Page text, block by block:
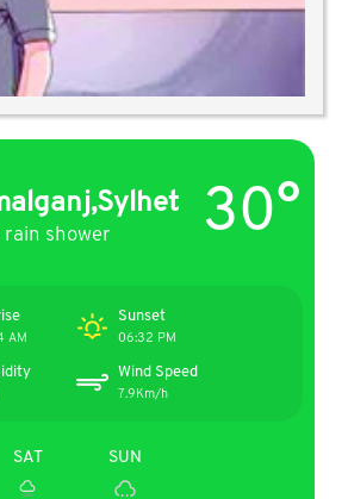
shower 30°
AM
Sunset
06:32 PM
Wind Speed
7.9Km/h
SAT SUN